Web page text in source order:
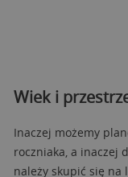
Wiek i
Inaczej możemy
roczniaka, a inaczej
należy skupić się na